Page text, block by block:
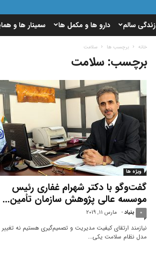
زندگی سالم دارو ها و مکمل ها سمینار ها و
خانه برچسب ها سلامت
برچسب: سلامت
ویژه ها
گفت‌وگو با دکتر شهرام غفاری رئیس
موسسه عالی پژوهش سازمان تأمین...
بنیاد - مارس 11, 2019 0
نیازمند ارتقای کیفیت مدیریت و تصمیم‌گیری هستیم نه تغییر
مدل نظام سلامت یکی...